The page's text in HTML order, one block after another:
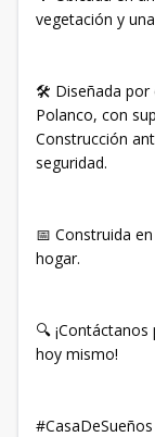
vegetación y
🛠 Diseñada por
Polanco, con
Construcción
seguridad.
📅 Construida
hogar.
🔍
hoy mismo!